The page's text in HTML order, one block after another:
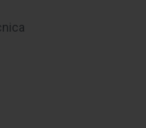
como el primer día!